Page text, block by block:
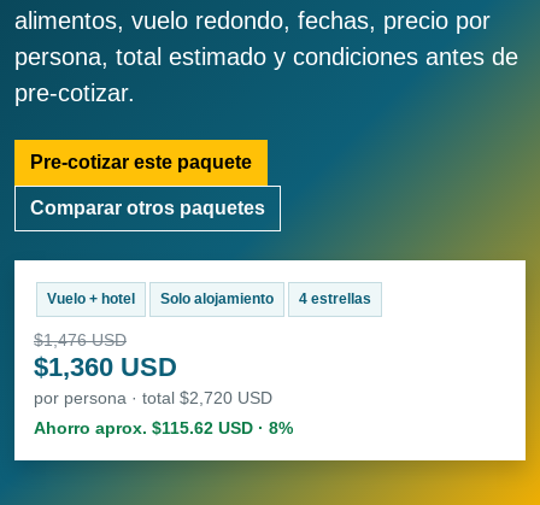
alimentos, vuelo redondo, fechas, precio por
persona, total estimado y condiciones antes de
pre-cotizar.
Pre-cotizar este paquete
Comparar otros paquetes
Vuelo + hotel Solo alojamiento 4 estrellas
$1,476 USD
$1,360 USD
por persona · total $2,720 USD
Ahorro aprox. $115.62 USD · 8%